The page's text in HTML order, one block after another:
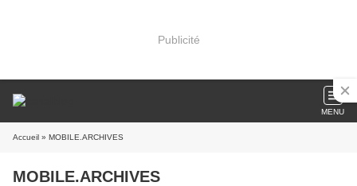
Publicité
MENU
Accueil » MOBILE.ARCHIVES
MOBILE.ARCHIVES